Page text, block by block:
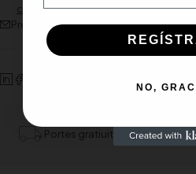
comparar">Compare</span>
Preguntar sobre el producto
Portes gratiuito para pedidos
NO,